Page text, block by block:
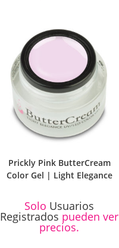
Prickly Pink ButterCream
Color Gel | Light Elegance
Solo Usuarios
Registrados pueden ver
precios.